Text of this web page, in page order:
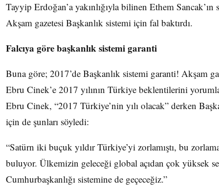
Tayyip Erdoğan’a yakınlığıyla bilinen Ethem
Akşam gazetesi Başkanlık sistemi için fal baktırdı.
Falcıya göre başkanlık sistemi garanti
Buna göre; 2017’de Başkanlık sistemi garanti! Akşam
Ebru Cinek’e 2017 yılının Türkiye beklentilerini
Ebru Cinek, “2017 Türkiye’nin yılı olacak” derken
için de şunları söyledi:
“Satürn iki buçuk yıldır Türkiye’yi zorlamıştı, bu
buluyor. Ülkemizin geleceği global açıdan çok yüksek
Cumhurbaşkanlığı sistemine de geçeceğiz.”